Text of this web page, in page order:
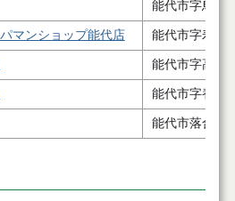
能代市字鳥子
マンショップ能代店 能代市字寿域
能代市字高塙
能代市字養蚕
能代市落合字